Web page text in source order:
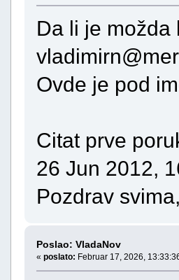
Da li je možda
Ovde je pod
Citat prve
26 Jun 2012,
Pozdrav
Poslao: VladaNov
« poslato: Februar 17, 2026,